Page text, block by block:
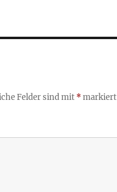
Felder sind mit *markiert